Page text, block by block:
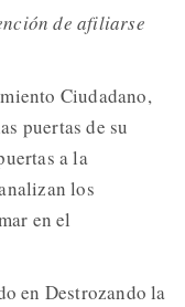
de afiliarse
Ciudadano,
puertas de su
a la
los
en el
en Destrozando la